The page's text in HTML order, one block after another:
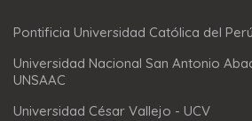
Pontificia Universidad Católica del
Universidad Nacional San Antonio
UNSAAC
Universidad César Vallejo - UCV